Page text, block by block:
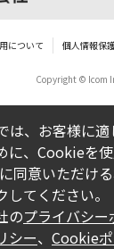
について 個人情報保
Copyright © Icom
は、お客様に
に、Cookieを使
同意いただけ
てください。
のプライバシー
シー、 Cookie